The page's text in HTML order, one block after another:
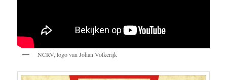
NCRV, logo van Johan Volkerijk